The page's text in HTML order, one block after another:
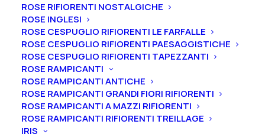
ROSE RIFIORENTI NOSTALGICHE
ROSE INGLESI
ROSE CESPUGLIO RIFIORENTI LE FARFALLE
ROSE CESPUGLIO RIFIORENTI PAESAGGISTICHE
ROSE CESPUGLIO RIFIORENTI TAPEZZANTI
ROSE RAMPICANTI
ROSE RAMPICANTI ANTICHE
ROSE RAMPICANTI GRANDI FIORI RIFIORENTI
ROSE RAMPICANTI A MAZZI RIFIORENTI
ROSE RAMPICANTI RIFIORENTI TREILLAGE
IRIS
Peonia lactiflora “Anne
Oveson”
55,00€
La peonia lactiflora “Anne Oveson” ha un fiore semi
doppio di colore rosa. Il profumo è assente